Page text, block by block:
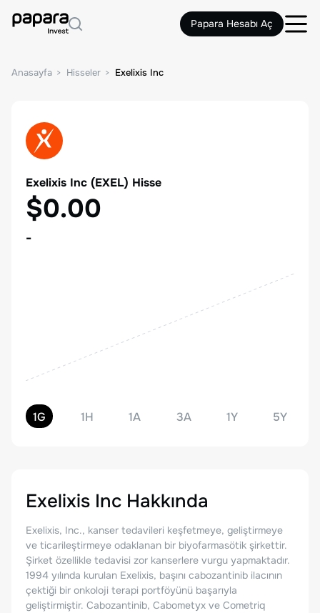
Papara Hesabı Aç
Anasayfa Hisseler Exelixis Inc
Exelixis Inc (EXEL) Hisse
$0.00
-
1G 1H 1A 3A 1Y 5Y
Exelixis Inc Hakkında
Exelixis, Inc., kanser tedavileri keşfetmeye, geliştirmeye
ve ticarileştirmeye odaklanan bir biyofarmasötik şirkettir.
Şirket özellikle tedavisi zor kanserlere vurgu yapmaktadır.
1994 yılında kurulan Exelixis, başını cabozantinib ilacının
çektiği bir onkoloji terapi portföyünü başarıyla
geliştirmiştir. Cabozantinib, Cabometyx ve Cometriq